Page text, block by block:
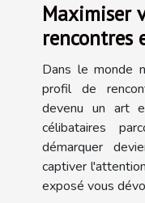
Maximiser
rencontres
profil
Dans le monde
profil de
devenu un art
célibataires
démarquer
captiver
exposé vous